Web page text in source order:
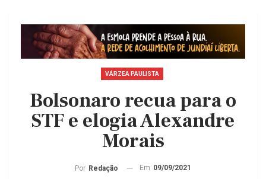
VÁRZEA PAULISTA
Bolsonaro recua para o
STF e elogia Alexandre
Morais
Por Redação Em 09/09/2021